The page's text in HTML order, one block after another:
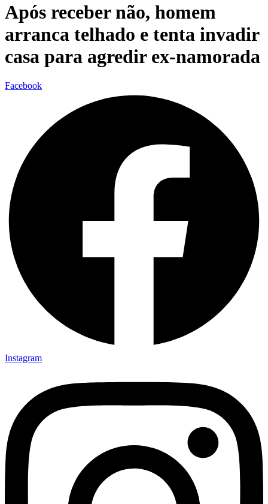
Após receber não, homem
arranca telhado e tenta invadir
casa para agredir ex-namorada
Facebook
Instagram